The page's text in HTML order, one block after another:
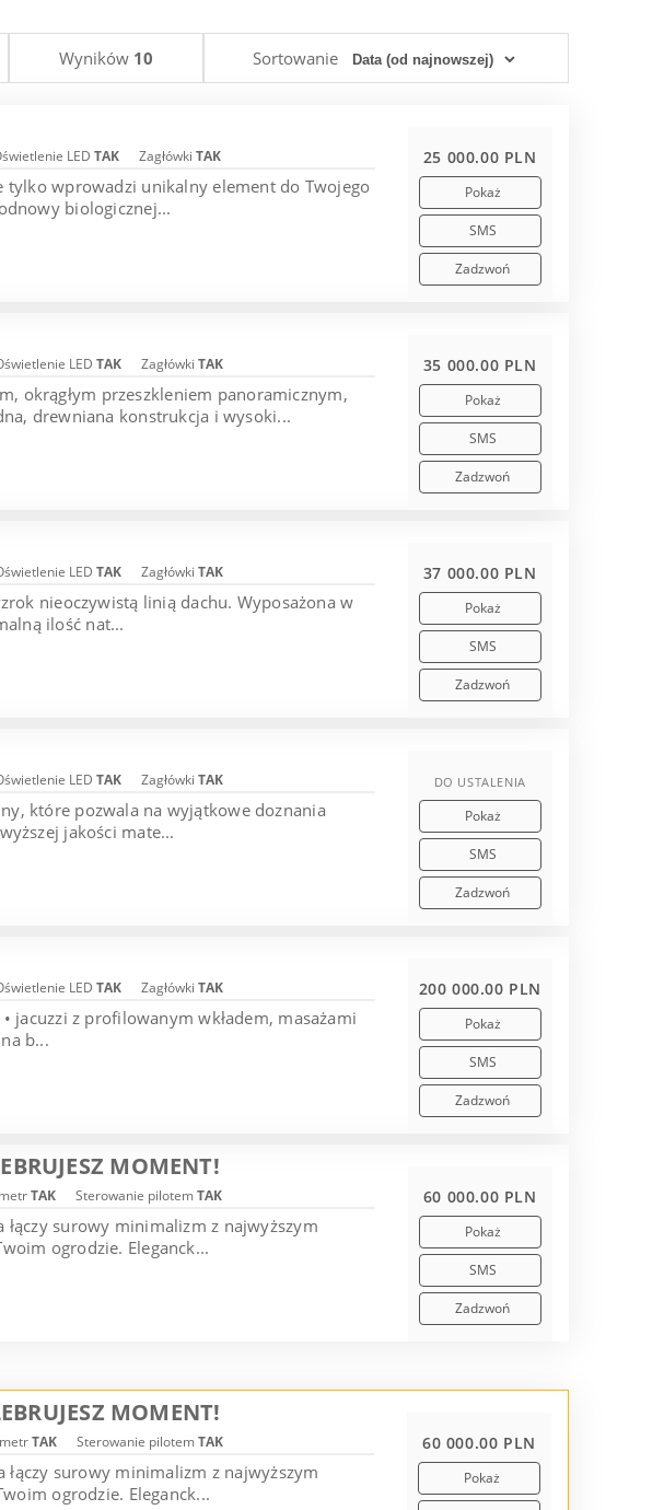
Wyników 10 Sortowanie
LED TAK Zagłówki TAK
tylko wprowadzi unikalny element do Twojego
biologicznej...
25 000.00 PLN
Pokaż
SMS
Zadzwoń
LED TAK Zagłówki TAK
okrągłym przeszkleniem panoramicznym,
drewniana konstrukcja i wysoki...
35 000.00 PLN
Pokaż
SMS
Zadzwoń
LED TAK Zagłówki TAK
nieoczywistą linią dachu. Wyposażona w
ilość nat...
37 000.00 PLN
Pokaż
SMS
Zadzwoń
LED TAK Zagłówki TAK
które pozwala na wyjątkowe doznania
jakości mate...
DO USTALENIA
Pokaż
SMS
Zadzwoń
LED TAK Zagłówki TAK
jacuzzi z profilowanym wkładem, masażami
b...
200 000.00 PLN
Pokaż
SMS
Zadzwoń
MOMENT!
TAK Sterowanie pilotemTAK
łączy surowy minimalizm z najwyższym
ogrodzie. Eleganck...
60 000.00 PLN
Pokaż
SMS
Zadzwoń
MOMENT!
TAK Sterowanie pilotemTAK
łączy surowy minimalizm z najwyższym
ogrodzie. Eleganck...
60 000.00 PLN
Pokaż